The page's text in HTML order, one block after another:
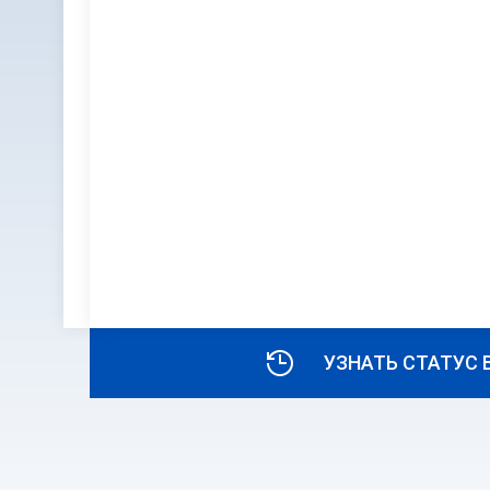
УЗНАТЬ СТАТУС